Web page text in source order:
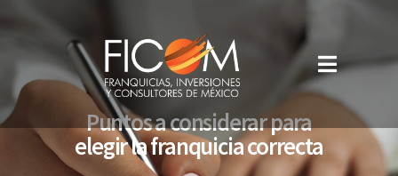
Puntos a considerar para
elegir la franquicia correcta